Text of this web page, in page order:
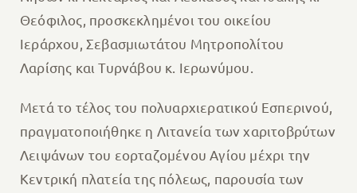
Θεόφιλος, προσκεκλημένοι του οικείου
Ιεράρχου, Σεβασμιωτάτου Μητροπολίτου
Λαρίσης και Τυρνάβου κ. Ιερωνύμου.
Μετά το τέλος του πολυαρχιερατικού Εσπερινού,
πραγματοποιήθηκε η Λιτανεία των χαριτοβρύτων
Λειψάνων του εορταζομένου Αγίου μέχρι την
Κεντρική πλατεία της πόλεως, παρουσία των